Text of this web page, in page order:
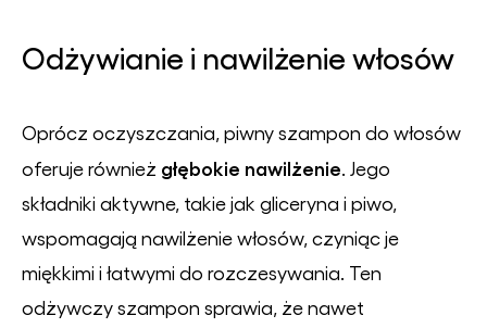
Odżywianie i nawilżenie włosów
Oprócz oczyszczania, piwny szampon do włosów
oferuje również głębokie nawilżenie . Jego
składniki aktywne, takie jak gliceryna i piwo,
wspomagają nawilżenie włosów, czyniąc je
miękkimi i łatwymi do rozczesywania. Ten
odżywczy szampon sprawia, że nawet